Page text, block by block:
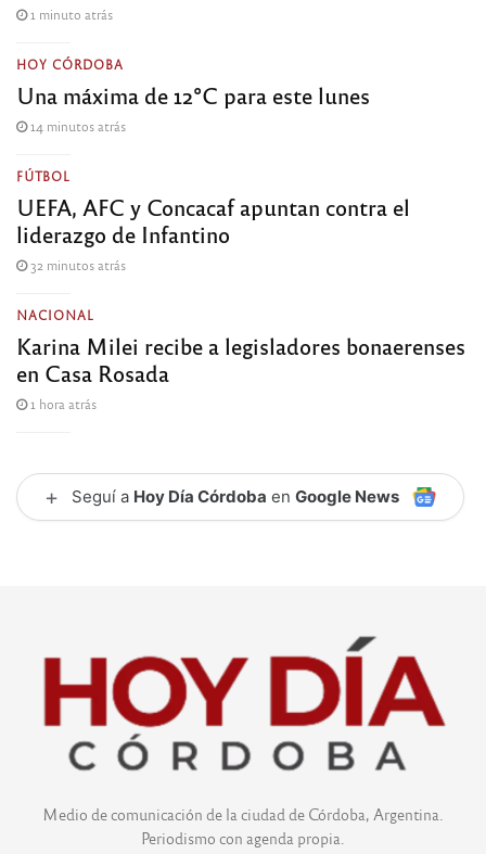
1 minuto atrás
HOY CÓRDOBA
Una máxima de 12°C para este lunes
14 minutos atrás
FÚTBOL
UEFA, AFC y Concacaf apuntan contra el
liderazgo de Infantino
32 minutos atrás
NACIONAL
Karina Milei recibe a legisladores bonaerenses
en Casa Rosada
1 hora atrás
+ Seguí a Hoy Día Córdoba en Google News
Medio de comunicación de la ciudad de Córdoba, Argentina.
Periodismo con agenda propia.